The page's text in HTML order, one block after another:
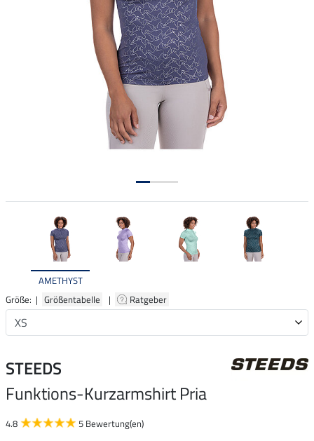
AMETHYST
Größe: | Größentabelle | Ratgeber
STEEDS
Funktions-Kurzarmshirt Pria
4.8 5 Bewertung(en)